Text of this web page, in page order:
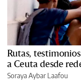
Rutas,
a Ceuta desde
Soraya Aybar Laafou